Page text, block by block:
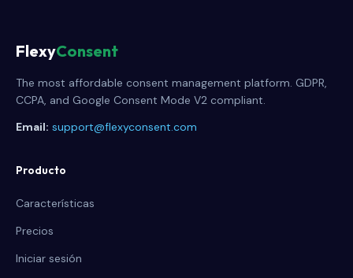
FlexyConsent
The most affordable consent management platform. GDPR,
CCPA, and Google Consent Mode V2 compliant.
Email: support@flexyconsent.com
Producto
Características
Precios
Iniciar sesión